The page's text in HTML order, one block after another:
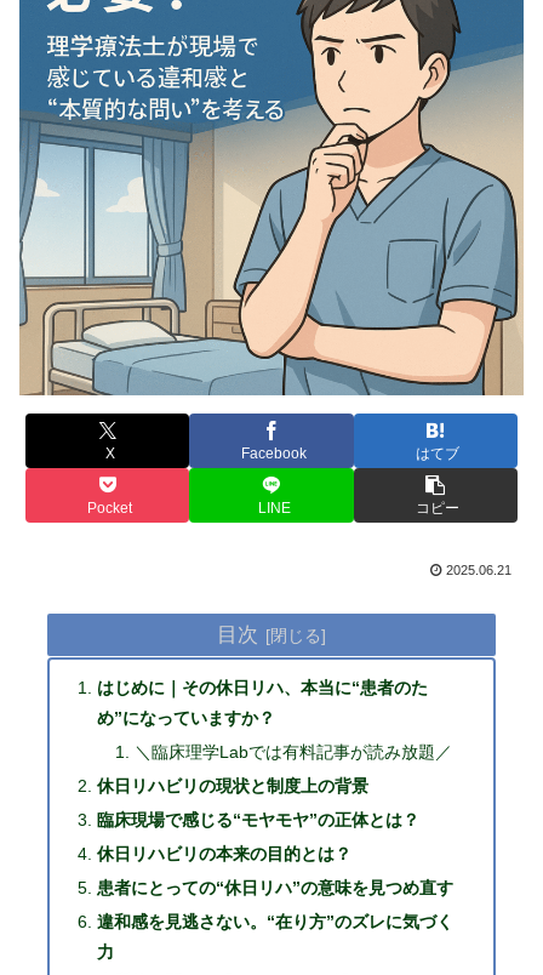
X Facebook はてブ
Pocket LINE コピー
2025.06.21
目次
はじめに｜その休日リハ、本当に“患者のた
め”になっていますか？
＼臨床理学Labでは有料記事が読み放題／
休日リハビリの現状と制度上の背景
臨床現場で感じる“モヤモヤ”の正体とは？
休日リハビリの本来の目的とは？
患者にとっての“休日リハ”の意味を見つめ直す
違和感を見逃さない。“在り方”のズレに気づく
力